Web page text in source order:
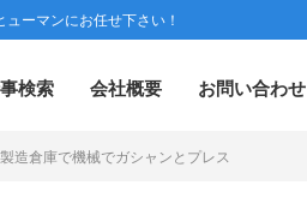
ーマンにお任せ下さい！
検索 会社概要 お問い合わせ
造倉庫で機械でガシャンとプレス